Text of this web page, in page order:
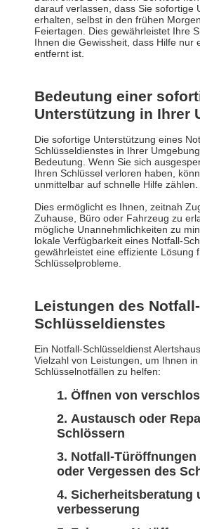
darauf verlassen, dass Sie sofortige
erhalten, selbst in den frühen
Feiertagen. Dies gewährleistet Ihre
Ihnen die Gewissheit, dass Hilfe nur
entfernt ist.
Bedeutung einer
Unterstützung in Ihrer
Die sofortige Unterstützung eines
Schlüsseldienstes in Ihrer
Bedeutung. Wenn Sie sich
Ihren Schlüssel verloren haben,
unmittelbar auf schnelle Hilfe zählen.
Dies ermöglicht es Ihnen, zeitnah
Zuhause, Büro oder Fahrzeug zu
mögliche Unannehmlichkeiten zu
lokale Verfügbarkeit eines Notfall-
gewährleistet eine effiziente Lösung
Schlüsselprobleme.
Leistungen des Notfall-
Schlüsseldienstes
Ein Notfall-Schlüsseldienst
Vielzahl von Leistungen, um Ihnen in
Schlüsselnotfällen zu helfen:
Öffnen von
Austausch oder
Schlössern
Notfall-Türöffnungen
oder Vergessen des
Sicherheitsberatung
verbesserung